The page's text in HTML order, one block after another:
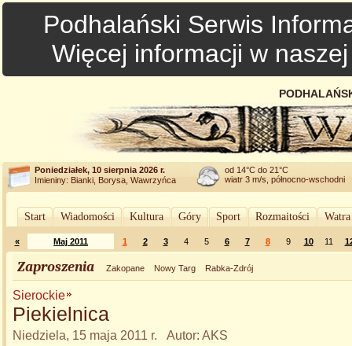
Podhalański Serwis
Więcej informacji w
Poniedziałek, 10 sierpnia 2026 r.
Imieniny: Bianki, Borysa, Wawrzyńca
od 14°C do 21°C
wiatr 3 m/s, północno-wschodni
Start Wiadomości Kultura Góry Sport Rozmaitości
« Maj 2011 1 2 3 4 5 6 7 8 9 10 11
Zaproszenia Zakopane Nowy Targ Rabka-Zdrój
Sierockie
Piekielnica
Niedziela, 15 maja 2011 r. Autor: AKS